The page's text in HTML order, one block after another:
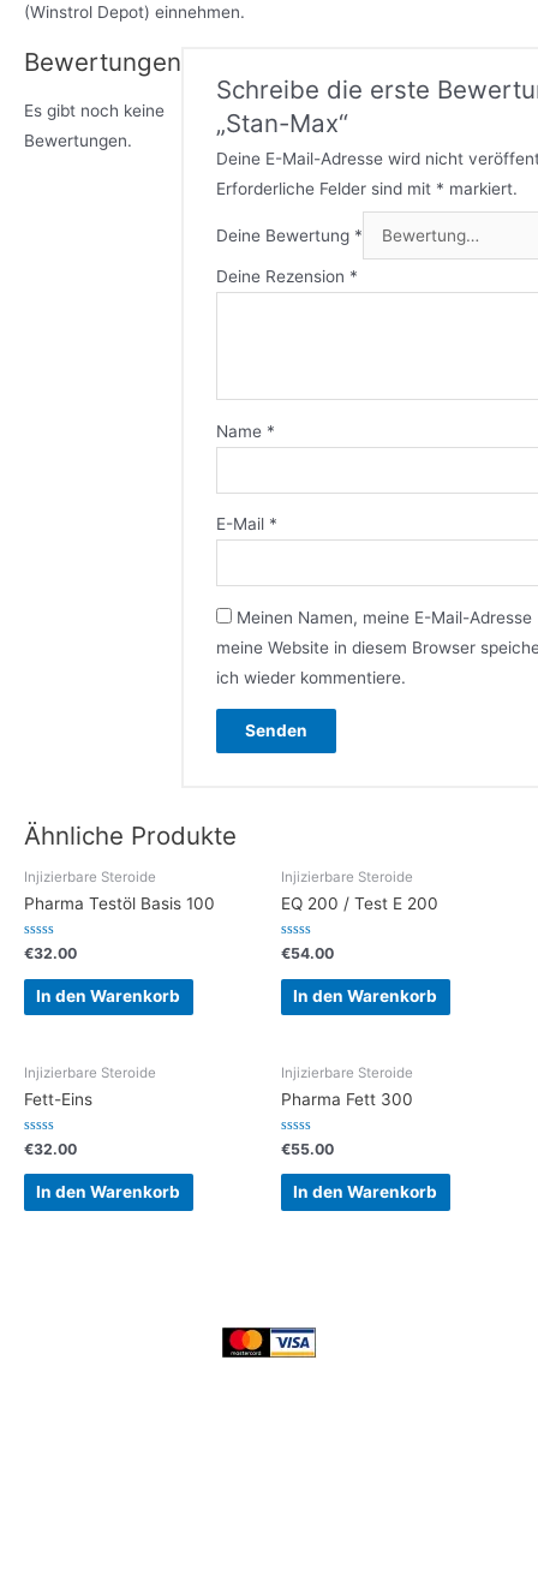
(Winstrol Depot) einnehmen.
Bewertungen
Es gibt noch keine
Bewertungen.
Schreibe die erste
„Stan-Max“
Deine E-Mail-Adresse wird nicht
Erforderliche Felder sind mit * markiert.
Deine Bewertung *
Deine Rezension *
Name *
E-Mail *
Meinen Namen, meine E-Mail-Adresse
meine Website in diesem Browser
ich wieder kommentiere.
Ähnliche Produkte
Injizierbare Steroide
Pharma Testöl Basis 100
Bewertet
mit
0
von
€32.00
In den Warenkorb
Injizierbare Steroide
EQ 200 / Test E 200
Bewertet
mit
0
von
€54.00
In den Warenkorb
Injizierbare Steroide
Fett-Eins
Bewertet
mit
0
von
€32.00
In den Warenkorb
Injizierbare Steroide
Pharma Fett 300
Bewertet
mit
0
von
€55.00
In den Warenkorb